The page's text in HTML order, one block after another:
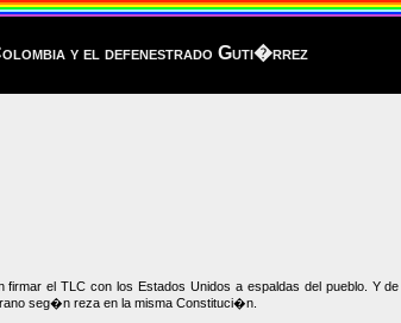
y el defenestrado Guti�rrez
el TLC con los Estados Unidos a espaldas del pueblo. Y
seg�n reza en la misma Constituci�n.